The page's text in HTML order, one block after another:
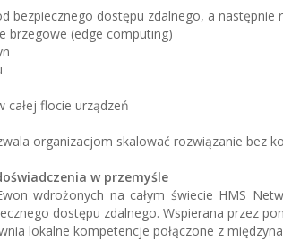
bezpiecznego dostępu zdalnego, a następnie
brzegowe (edge computing)
całej flocie urządzeń
organizacjom skalować rozwiązanie bez
w przemyśle
wdrożonych na całym świecie HMS
dostępu zdalnego. Wspierana przez
lokalne kompetencje połączone z